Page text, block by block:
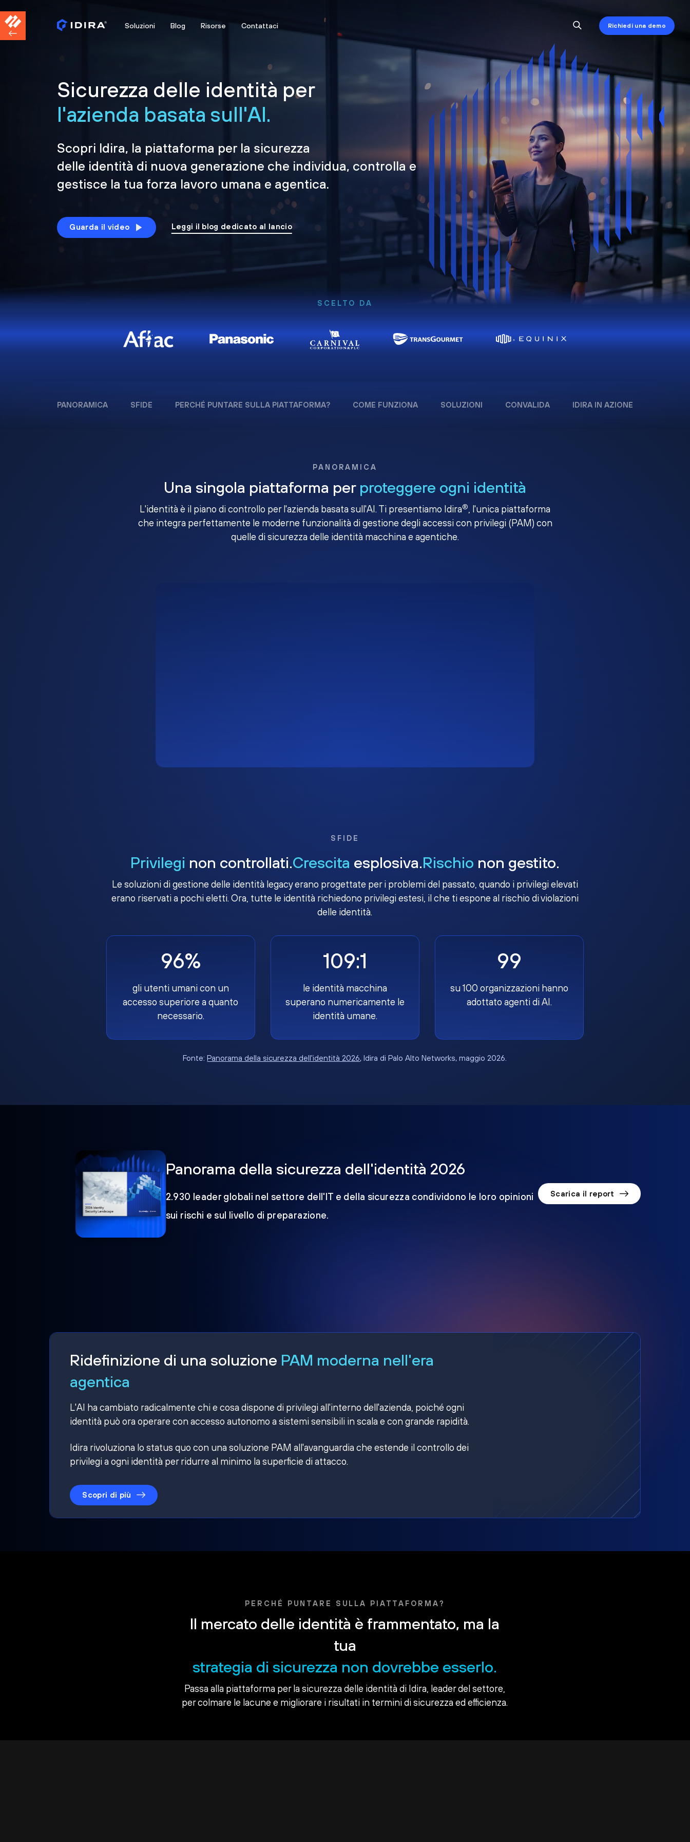
Soluzioni Blog Risorse Contattaci Richiedi una demo
Sicurezza delle identità per
l'azienda basata sull'AI.
Scopri Idira, la piattaforma per la sicurezza
delle identità di nuova generazione che individua, controlla e
gestisce la tua forza lavoro umana e agentica.
Guarda il video Leggi il blog dedicato al lancio
SCELTO DA
PANORAMICA SFIDE PERCHÉ PUNTARE SULLA PIATTAFORMA? COME FUNZIONA SOLUZIONI CONVALIDA IDIRA IN AZIONE
PANORAMICA
Una singola piattaforma per proteggere ogni identità
L'identità è il piano di controllo per l'azienda basata sull'AI. Ti presentiamo Idira®, l'unica piattaforma
che integra perfettamente le moderne funzionalità di gestione degli accessi con privilegi (PAM) con
quelle di sicurezza delle identità macchina e agentiche.
SFIDE
Privilegi non controllati.Crescita esplosiva.Rischio non gestito.
Le soluzioni di gestione delle identità legacy erano progettate per i problemi del passato, quando i privilegi elevati
erano riservati a pochi eletti. Ora, tutte le identità richiedono privilegi estesi, il che ti espone al rischio di violazioni
delle identità.
96%
gli utenti umani con un
accesso superiore a quanto
necessario.
109:1
le identità macchina
superano numericamente le
identità umane.
99
su 100 organizzazioni hanno
adottato agenti di AI.
Fonte:Panorama della sicurezza dell'identità 2026, Idira di Palo Alto Networks, maggio 2026.
Panorama della sicurezza dell'identità 2026
2.930 leader globali nel settore dell'IT e della sicurezza condividono le loro opinioni
sui rischi e sul livello di preparazione.
Scarica il report
Ridefinizione di una soluzione PAM moderna nell'era
agentica
L'AI ha cambiato radicalmente chi e cosa dispone di privilegi all'interno dell'azienda, poiché ogni
identità può ora operare con accesso autonomo a sistemi sensibili in scala e con grande rapidità.
Idira rivoluziona lo status quo con una soluzione PAM all'avanguardia che estende il controllo dei
privilegi a ogni identità per ridurre al minimo la superficie di attacco.
Scopri di più
PERCHÉ PUNTARE SULLA PIATTAFORMA?
Il mercato delle identità è frammentato, ma la
tua
strategia di sicurezza non dovrebbe esserlo.
Passa alla piattaforma per la sicurezza delle identità di Idira, leader del settore,
per colmare le lacune e migliorare i risultati in termini di sicurezza ed efficienza.